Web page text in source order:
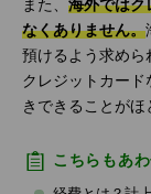
また、 海外ではク
なくありません。
預けるよう求めら
クレジットカー
きできることがほ
こちらもあ